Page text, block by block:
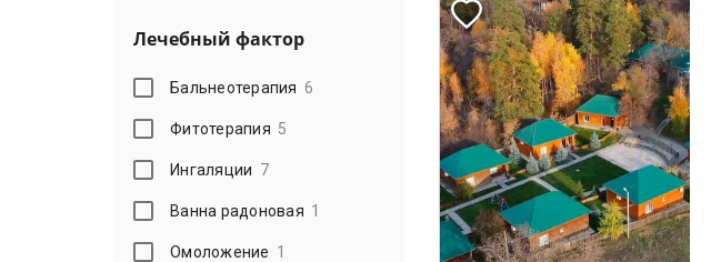
Лечебный фактор
Бальнеотерапия 6
Фитотерапия 5
Ингаляции 7
Ванна радоновая 1
Омоложение 1